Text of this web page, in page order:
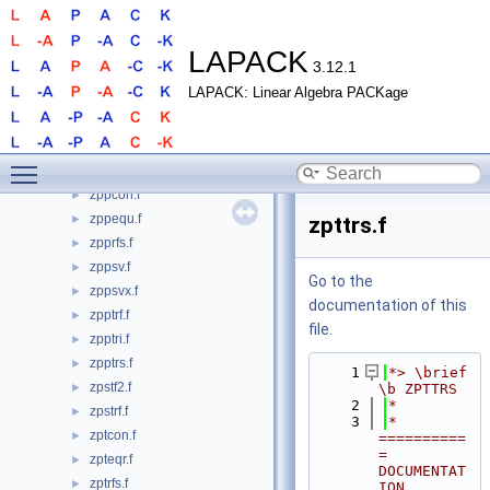
LAPACK 3.12.1
LAPACK: Linear Algebra PACKage
► zposvxx.f
► zpotf2.f
► zpotrf.f
► zpotrf2.f
► zpotri.f
► zppcon.f
► zppequ.f
► zpprfs.f
► zppsv.f
► zppsvx.f
► zpptrf.f
► zpptri.f
► zpptrs.f
► zpstf2.f
► zpstrf.f
► zptcon.f
► zpteqr.f
► zptrfs.f
zpttrs.f
Go to the
documentation of this
file.
    1
*> \brief
\b ZPTTRS
    2
*
    3
*
==========
=
DOCUMENTAT